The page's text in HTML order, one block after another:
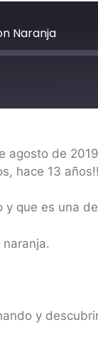
Naranja
de
hace 13
y que es una
y